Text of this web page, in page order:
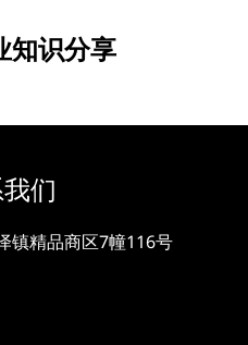
知识分享
们
镇精品商区7幢116号